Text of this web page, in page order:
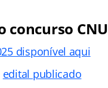
concurso CNU
disponível aqui
edital publicado